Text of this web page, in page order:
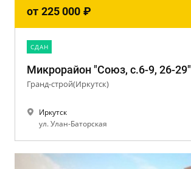
от 225 000 ₽
CДАН
Микрорайон "Союз, с.6-9, 26-29"
Гранд-строй(Иркутск)
Иркутск
ул. Улан-Баторская